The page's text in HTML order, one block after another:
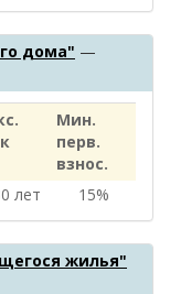
дома" —
Мин.
перв.
взнос.
лет 15%
жилья"